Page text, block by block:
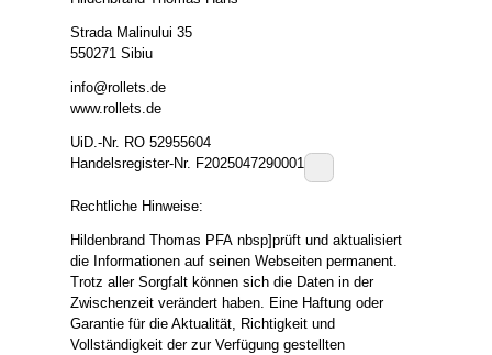
Strada Malinului 35
550271 Sibiu
info@rollets.de
www.rollets.de
UiD.-Nr. RO 52955604
Handelsregister-Nr. F2025047290001
Rechtliche Hinweise:
Hildenbrand Thomas PFA nbsp]prüft und aktualisiert
die Informationen auf seinen Webseiten permanent.
Trotz aller Sorgfalt können sich die Daten in der
Zwischenzeit verändert haben. Eine Haftung oder
Garantie für die Aktualität, Richtigkeit und
Vollständigkeit der zur Verfügung gestellten